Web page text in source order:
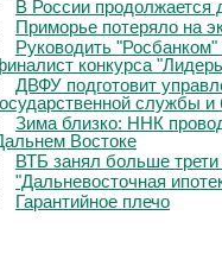
В России продолжается
Приморье потеряло на
Руководить
конкурса
ДВФУ подготовит
службы
Зима близко: ННК
Востоке
ВТБ занял больше трети
"Дальневосточная
Гарантийное плечо